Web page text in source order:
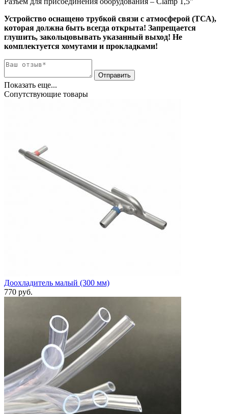
Устройство оснащено трубкой связи с атмосферой (ТСА),
которая должна быть всегда открыта! Запрещается
глушить, закольцовывать указанный выход! Не
комплектуется хомутами и прокладками!
Показать еще...
Сопутствующие товары
Доохладитель малый (300 мм)
770 руб.